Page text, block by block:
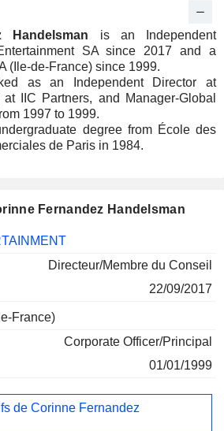
Handelsman is an Independent
SA since 2017 and a
(Ile-de-France) since 1999.
as an Independent Director at
IIC Partners, and Manager-Global
1997 to 1999.
degree from École des
de Paris in 1984.
Fernandez Handelsman
Directeur/Membre du Conseil
22/09/2017
France)
Corporate Officer/Principal
01/01/1999
de Corinne Fernandez